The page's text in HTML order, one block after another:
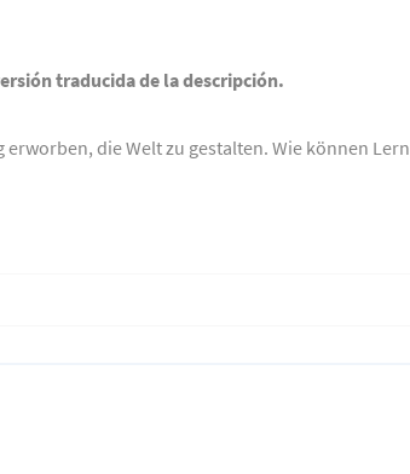
traducida de la descripción.
die Welt zu gestalten. Wie können